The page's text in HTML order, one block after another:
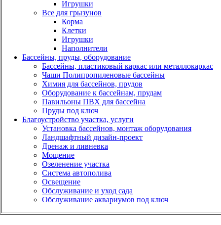
Игрушки
Все для грызунов
Корма
Клетки
Игрушки
Наполнители
Бассейны, пруды, оборудование
Бассейны, пластиковый каркас или металлокаркас
Чаши Полипропиленовые бассейны
Химия для бассейнов, прудов
Оборудование к бассейнам, прудам
Павильоны ПВХ для бассейна
Пруды под ключ
Благоустройство участка, услуги
Установка бассейнов, монтаж оборудования
Ландшафтный дизайн-проект
Дренаж и ливневка
Мощение
Озеленение участка
Система автополива
Освещение
Обслуживание и уход сада
Обслуживание аквариумов под ключ